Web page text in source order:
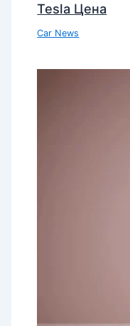
Tesla Цена
Car News